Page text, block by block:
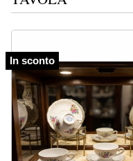
In sconto